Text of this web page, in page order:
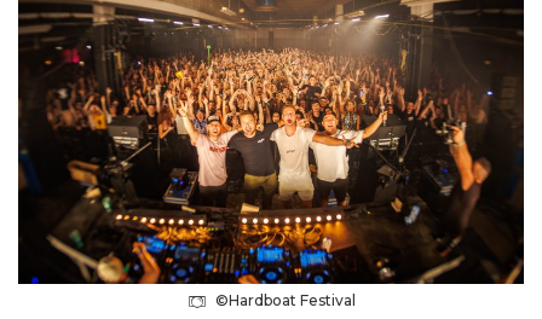
©Hardboat Festival